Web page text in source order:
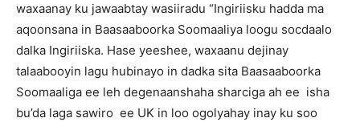
waxaanay ku jawaabtay wasiiradu “Ingiriisku hadda ma
aqoonsana in Baasaaboorka Soomaaliya loogu socdaalo
dalka Ingiriiska. Hase yeeshee, waxaanu dejinay
talaabooyin lagu hubinayo in dadka sita Baasaaboorka
Soomaaliga ee leh degenaanshaha sharciga ah ee isha
bu’da laga sawiro ee UK in loo ogolyahay inay ku soo